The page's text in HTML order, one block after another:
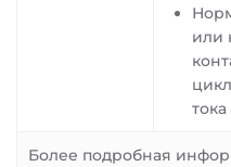
или
тока
Более подробная